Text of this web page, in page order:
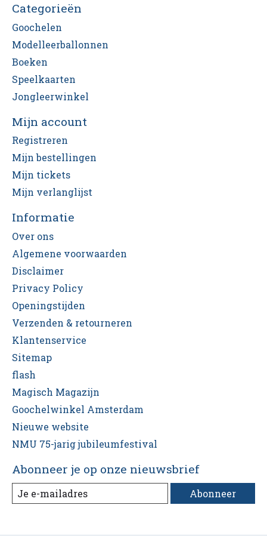
Categorieën
Goochelen
Modelleerballonnen
Boeken
Speelkaarten
Jongleerwinkel
Mijn account
Registreren
Mijn bestellingen
Mijn tickets
Mijn verlanglijst
Informatie
Over ons
Algemene voorwaarden
Disclaimer
Privacy Policy
Openingstijden
Verzenden & retourneren
Klantenservice
Sitemap
flash
Magisch Magazijn
Goochelwinkel Amsterdam
Nieuwe website
NMU 75-jarig jubileumfestival
Abonneer je op onze nieuwsbrief
Abonneer